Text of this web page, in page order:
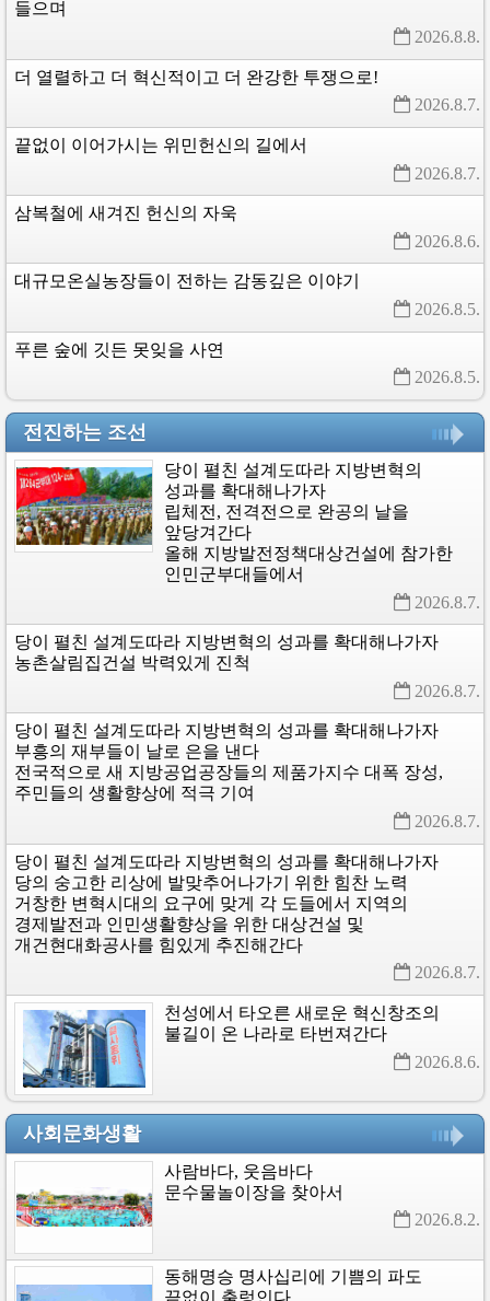
들으며
2026.8.8.
더 열렬하고 더 혁신적이고 더 완강한 투쟁으로!
2026.8.7.
끝없이 이어가시는 위민헌신의 길에서
2026.8.7.
삼복철에 새겨진 헌신의 자욱
2026.8.6.
대규모온실농장들이 전하는 감동깊은 이야기
2026.8.5.
푸른 숲에 깃든 못잊을 사연
2026.8.5.
전진하는 조선
당이 펼친 설계도따라 지방변혁의
성과를 확대해나가자
립체전, 전격전으로 완공의 날을
앞당겨간다
올해 지방발전정책대상건설에 참가한
인민군부대들에서
2026.8.7.
당이 펼친 설계도따라 지방변혁의 성과를 확대해나가자
농촌살림집건설 박력있게 진척
2026.8.7.
당이 펼친 설계도따라 지방변혁의 성과를 확대해나가자
부흥의 재부들이 날로 은을 낸다
전국적으로 새 지방공업공장들의 제품가지수 대폭 장성,
주민들의 생활향상에 적극 기여
2026.8.7.
당이 펼친 설계도따라 지방변혁의 성과를 확대해나가자
당의 숭고한 리상에 발맞추어나가기 위한 힘찬 노력
거창한 변혁시대의 요구에 맞게 각 도들에서 지역의
경제발전과 인민생활향상을 위한 대상건설 및
개건현대화공사를 힘있게 추진해간다
2026.8.7.
천성에서 타오른 새로운 혁신창조의
불길이
온 나라로 타번져간다
2026.8.6.
사회문화생활
사람바다, 웃음바다
문수물놀이장을 찾아서
2026.8.2.
동해명승 명사십리에 기쁨의 파도